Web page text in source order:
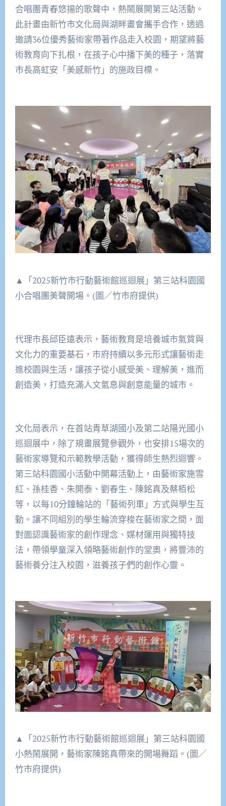
合唱團青春悠揚的歌聲中，熱鬧展開第三站活動。
此計畫由新竹市文化局與湖畔畫會攜手合作，透過
邀請36位優秀藝術家帶著作品走入校園，期望將藝
術教育向下扎根，在孩子心中播下美的種子，落實
市長高虹安「美感新竹」的施政目標。
▲「2025新竹市行動藝術館巡迴展」第三站科園國
小合唱團美聲開場。(圖／竹市府提供)
代理市長邱臣遠表示，藝術教育是培養城市氣質與
文化力的重要基石，市府持續以多元形式讓藝術走
進校園與生活，讓孩子從小感受美、理解美，進而
創造美，打造充滿人文氣息與創意能量的城市。
文化局表示，在首站青草湖國小及第二站陽光國小
巡迴展中，除了規畫展覽參觀外，也安排15場次的
藝術家導覽和示範教學活動，獲得師生熱烈迴響。
第三站科園國小活動中開幕活動上，由藝術家施雪
紅、孫桂香、朱開泰、劉春生、陳銘真及蔡栢松
等，以每10分鐘輪站的「藝術列車」方式與學生互
動。讓不同組別的學生輪流穿梭在藝術家之間，面
對面認識藝術家的創作理念、媒材運用與獨特技
法，帶領學童深入領略藝術創作的堂奧，將豐沛的
藝術養分注入校園，滋養孩子們的創作心靈。
▲「2025新竹市行動藝術館巡迴展」第三站科園國
小熱鬧展開，藝術家陳銘真帶來的開場舞蹈。(圖／
竹市府提供)